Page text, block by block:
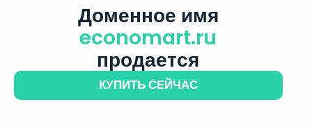
Доменное имя
economart.ru
продается
КУПИТЬ СЕЙЧАС